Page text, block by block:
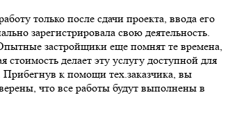
только после сдачи проекта, ввода его
зарегистрировала свою деятельность.
застройщики еще помнят те времена,
делает эту услугу доступной для
к помощи тех.заказчика, вы
что все работы будут выполнены в